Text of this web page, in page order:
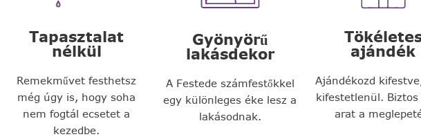
Tapasztalat
nélkül
Remekművet festhetsz
még úgy is, hogy soha
nem fogtál ecsetet a
kezedbe.
Gyönyörű
lakásdekor
A Festede számfestőkkel
egy különleges éke lesz a
lakásodnak.
ajándék
Ajándékozd
kifestetlenül.
arat a